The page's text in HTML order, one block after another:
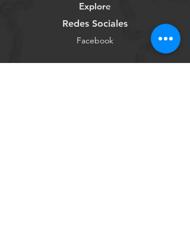
Explore
Redes Sociales
Facebook